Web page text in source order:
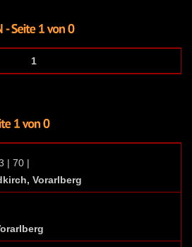
1
| 70 |
Vorarlberg